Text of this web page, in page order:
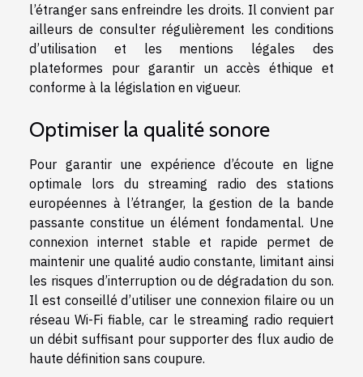
l’étranger sans enfreindre les droits. Il convient par
ailleurs de consulter régulièrement les conditions
d’utilisation et les mentions légales des
plateformes pour garantir un accès éthique et
conforme à la législation en vigueur.
Optimiser la qualité sonore
Pour garantir une expérience d’écoute en ligne
optimale lors du streaming radio des stations
européennes à l’étranger, la gestion de la bande
passante constitue un élément fondamental. Une
connexion internet stable et rapide permet de
maintenir une qualité audio constante, limitant ainsi
les risques d’interruption ou de dégradation du son.
Il est conseillé d’utiliser une connexion filaire ou un
réseau Wi-Fi fiable, car le streaming radio requiert
un débit suffisant pour supporter des flux audio de
haute définition sans coupure.